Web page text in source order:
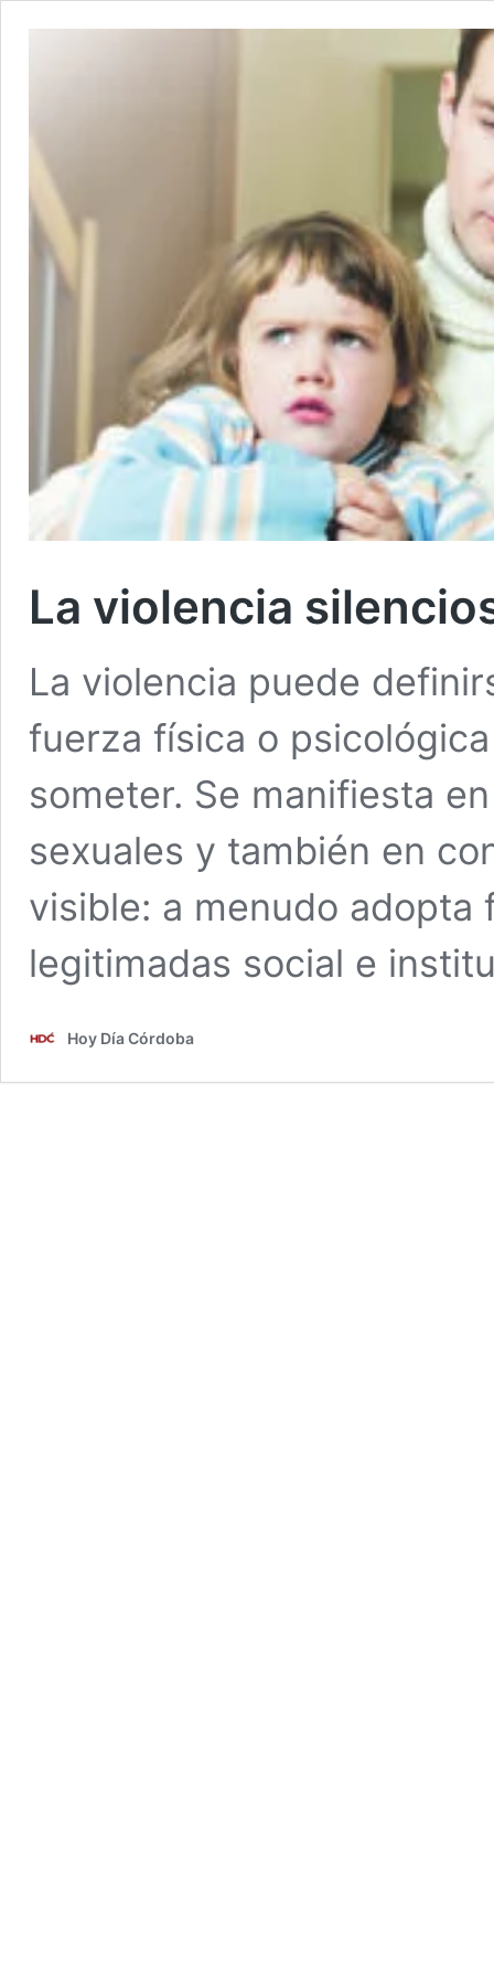
La violencia
La violencia puede
fuerza física o
someter. Se manifiesta
sexuales y también en
visible: a menudo adopta
legitimadas social e
Hoy Día Córdoba